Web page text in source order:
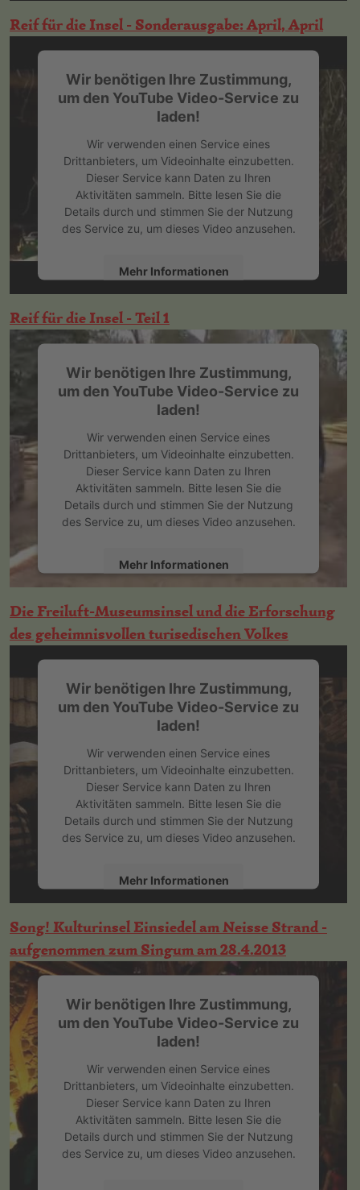
Akzeptieren
powered byUsercentrics Consent
Reif für die Insel - Sonderausgabe: April, April
Wir benötigen Ihre Zustimmung,
um den YouTube Video-Service zu
laden!
Wir verwenden einen Service eines
Drittanbieters, um Videoinhalte einzubetten.
Dieser Service kann Daten zu Ihren
Aktivitäten sammeln. Bitte lesen Sie die
Details durch und stimmen Sie der Nutzung
des Service zu, um dieses Video anzusehen.
Mehr Informationen
Akzeptieren
powered byUsercentrics Consent
Reif für die Insel - Teil 1
Wir benötigen Ihre Zustimmung,
um den YouTube Video-Service zu
laden!
Wir verwenden einen Service eines
Drittanbieters, um Videoinhalte einzubetten.
Dieser Service kann Daten zu Ihren
Aktivitäten sammeln. Bitte lesen Sie die
Details durch und stimmen Sie der Nutzung
des Service zu, um dieses Video anzusehen.
Mehr Informationen
Akzeptieren
powered byUsercentrics Consent
Die Freiluft-Museumsinsel und die Erforschung
des geheimnisvollen turisedischen Volkes
Wir benötigen Ihre Zustimmung,
um den YouTube Video-Service zu
laden!
Wir verwenden einen Service eines
Drittanbieters, um Videoinhalte einzubetten.
Dieser Service kann Daten zu Ihren
Aktivitäten sammeln. Bitte lesen Sie die
Details durch und stimmen Sie der Nutzung
des Service zu, um dieses Video anzusehen.
Mehr Informationen
Akzeptieren
powered byUsercentrics Consent
Management Platform
eRecht24
Song! Kulturinsel Einsiedel am Neisse Strand -
aufgenommen zum Singum am 28.4.2013
Wir benötigen Ihre Zustimmung,
um den YouTube Video-Service zu
laden!
Wir verwenden einen Service eines
Drittanbieters, um Videoinhalte einzubetten.
Dieser Service kann Daten zu Ihren
Aktivitäten sammeln. Bitte lesen Sie die
Details durch und stimmen Sie der Nutzung
des Service zu, um dieses Video anzusehen.